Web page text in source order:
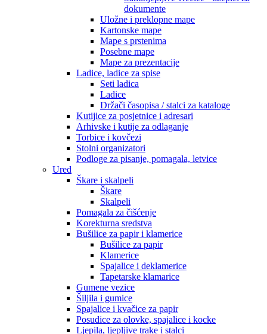
dokumente
Uložne i preklopne mape
Kartonske mape
Mape s prstenima
Posebne mape
Mape za prezentacije
Ladice, ladice za spise
Seti ladica
Ladice
Držači časopisa / stalci za kataloge
Kutijice za posjetnice i adresari
Arhivske i kutije za odlaganje
Torbice i kovčezi
Stolni organizatori
Podloge za pisanje, pomagala, letvice
Ured
Škare i skalpeli
Škare
Skalpeli
Pomagala za čišćenje
Korekturna sredstva
Bušilice za papir i klamerice
Bušilice za papir
Klamerice
Spajalice i deklamerice
Tapetarske klamarice
Gumene vezice
Šiljila i gumice
Spajalice i kvačice za papir
Posudice za olovke, spajalice i kocke
Ljepila, ljepljive trake i stalci